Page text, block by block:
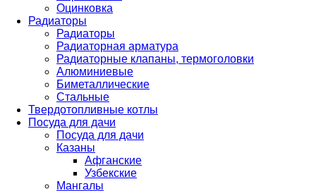
Оцинковка
Радиаторы
Радиаторы
Радиаторная арматура
Радиаторные клапаны, термоголовки
Алюминиевые
Биметаллические
Стальные
Твердотопливные котлы
Посуда для дачи
Посуда для дачи
Казаны
Афганские
Узбекские
Мангалы